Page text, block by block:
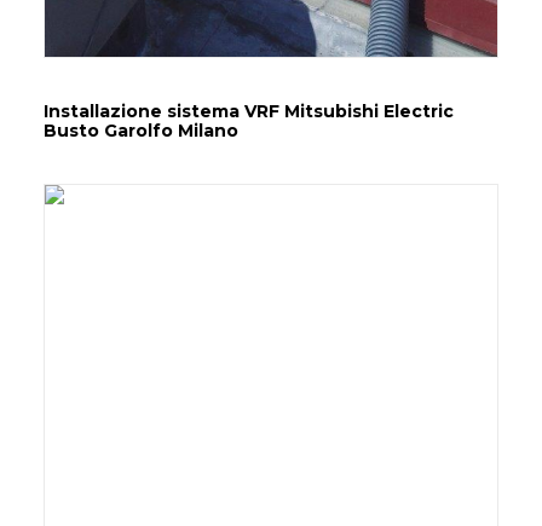
Installazione sistema VRF Mitsubishi Electric
Busto Garolfo Milano